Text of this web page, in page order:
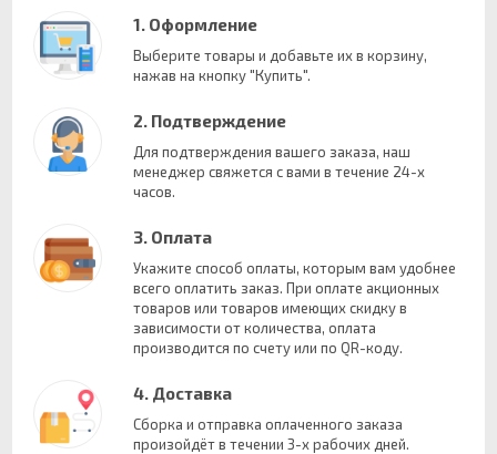
1. Оформление
Выберите товары и добавьте их в корзину,
нажав на кнопку "Купить".
2. Подтверждение
Для подтверждения вашего заказа, наш
менеджер свяжется с вами в течение 24-х
часов.
3. Оплата
Укажите способ оплаты, которым вам удобнее
всего оплатить заказ. При оплате акционных
товаров или товаров имеющих скидку в
зависимости от количества, оплата
производится по счету или по QR-коду.
4. Доставка
Сборка и отправка оплаченного заказа
произойдёт в течении 3-х рабочих дней.